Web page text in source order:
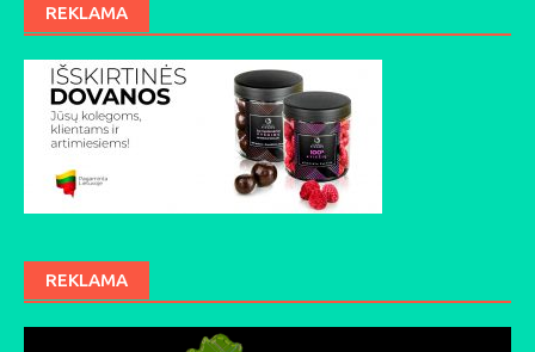
REKLAMA
REKLAMA